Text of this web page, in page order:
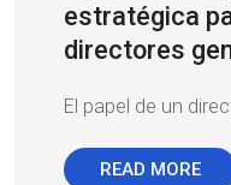
estratégica
directores
El papel de un
READ MORE